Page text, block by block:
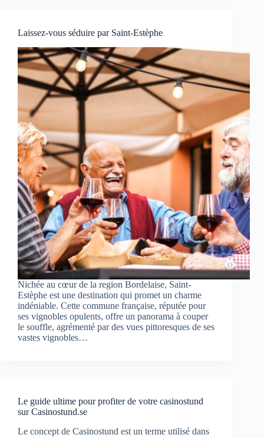
Laissez-vous séduire par Saint-Estèphe
Nichée au cœur de la region Bordelaise, Saint-
Estèphe est une destination qui promet un charme
indéniable. Cette commune française, réputée pour
ses vignobles opulents, offre un panorama à couper
le souffle, agrémenté par des vues pittoresques de ses
vastes vignobles…
Le guide ultime pour profiter de votre casinostund
sur Casinostund.se
Le concept de Casinostund est un terme utilisé dans